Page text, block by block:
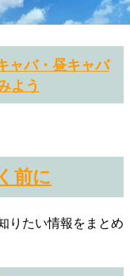
ャバ・昼キャバ
よう
前に
りたい情報をまとめ